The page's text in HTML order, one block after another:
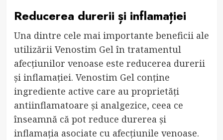
Reducerea durerii și inflamației
Una dintre cele mai importante beneficii ale
utilizării Venostim Gel în tratamentul
afecțiunilor venoase este reducerea durerii
și inflamației. Venostim Gel conține
ingrediente active care au proprietăți
antiinflamatoare și analgezice, ceea ce
înseamnă că pot reduce durerea și
inflamația asociate cu afecțiunile venoase.